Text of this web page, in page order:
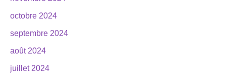
octobre 2024
septembre 2024
août 2024
juillet 2024